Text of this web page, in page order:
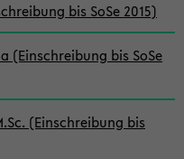
bis SoSe 2015)
(Einschreibung bis SoSe
(Einschreibung bis